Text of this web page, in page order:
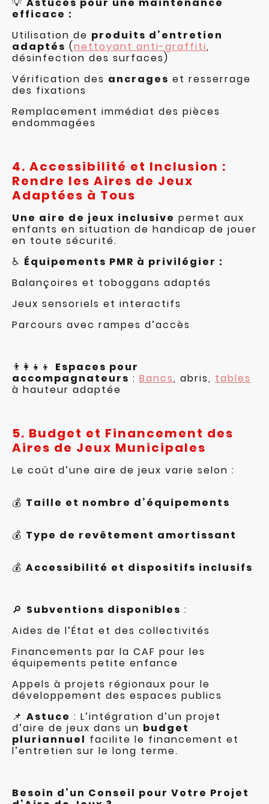
efficace :
Utilisation de produits d’entretien
adaptés (nettoyant anti-graffiti,
désinfection des surfaces)
Vérification des ancrages et resserrage
des fixations
Remplacement immédiat des pièces
endommagées
4. Accessibilité et Inclusion :
Rendre les Aires de Jeux
Adaptées à Tous
Une aire de jeux inclusive permet aux
enfants en situation de handicap de jouer
en toute sécurité.
♿ Équipements PMR à privilégier :
Balançoires et toboggans adaptés
Jeux sensoriels et interactifs
Parcours avec rampes d’accès
👨‍👩‍👧‍👦 Espaces pour
accompagnateurs : Bancs, abris, tables
à hauteur adaptée
5. Budget et Financement des
Aires de Jeux Municipales
Le coût d’une aire de jeux varie selon :
💰 Taille et nombre d’équipements
💰 Type de revêtement amortissant
💰 Accessibilité et dispositifs inclusifs
🔎 Subventions disponibles :
Aides de l’État et des collectivités
Financements par la CAF pour les
équipements petite enfance
Appels à projets régionaux pour le
développement des espaces publics
📌 Astuce : L’intégration d’un projet
d’aire de jeux dans un budget
pluriannuel facilite le financement et
l’entretien sur le long terme.
Besoin d’un Conseil pour Votre Projet